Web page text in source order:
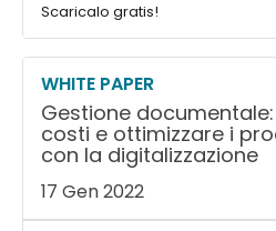
Scaricalo gratis!
WHITE PAPER
Gestione
costi e ottimizzare i
con la digitalizzazione
17 Gen 2022